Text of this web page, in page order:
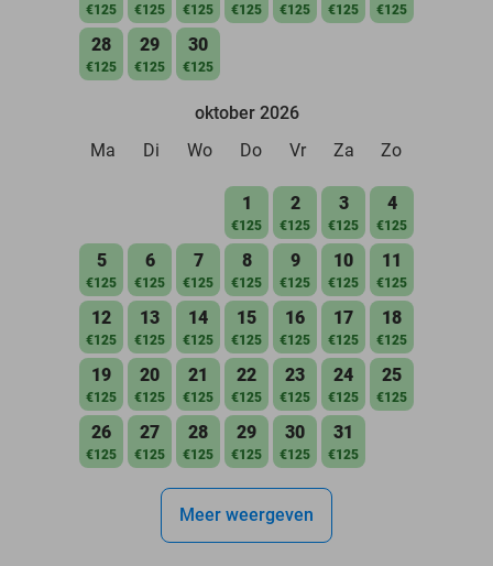
€125 €125 €125 €125 €125 €125 €125
28
€125
29
€125
30
€125
oktober 2026
Ma
Di Wo Do Vr Za Zo
1
€125
2
€125
3
€125
4
€125
5
€125
6
€125
7
€125
8
€125
9
€125
10
€125
11
€125
12
€125
13
€125
14
€125
15
€125
16
€125
17
€125
18
€125
19
€125
20
€125
21
€125
22
€125
23
€125
24
€125
25
€125
26
€125
27
€125
28
€125
29
€125
30
€125
31
€125
Meer weergeven